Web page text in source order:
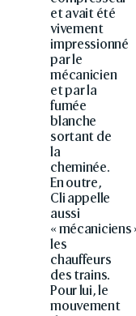
et avait été
vivement
impressionné
par le
mécanicien
et par la
fumée
blanche
sortant de
la
cheminée.
En outre,
Cli appelle
aussi
« mécaniciens
les
chauffeurs
des trains.
Pour lui, le
mouvement